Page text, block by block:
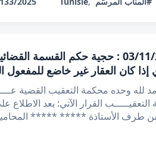
قرار تعقيبي عدد 76557 بتاريخ 03/11/2025 : حجية حكم
كان العقار غير خاضع للمفعول
محكمة التعقيـــــب القرار الآتي: بعد